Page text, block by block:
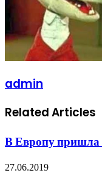
admin
Related Articles
В Европу
27.06.2019